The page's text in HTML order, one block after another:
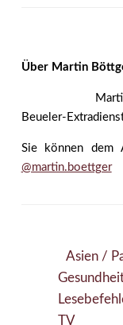
Über Martin
Beueler-
Sie können dem
@martin.boettger
Asien /
TV